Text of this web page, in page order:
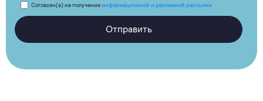
Согласен(а) на получениеинформационной и рекламной рассылки
Отправить